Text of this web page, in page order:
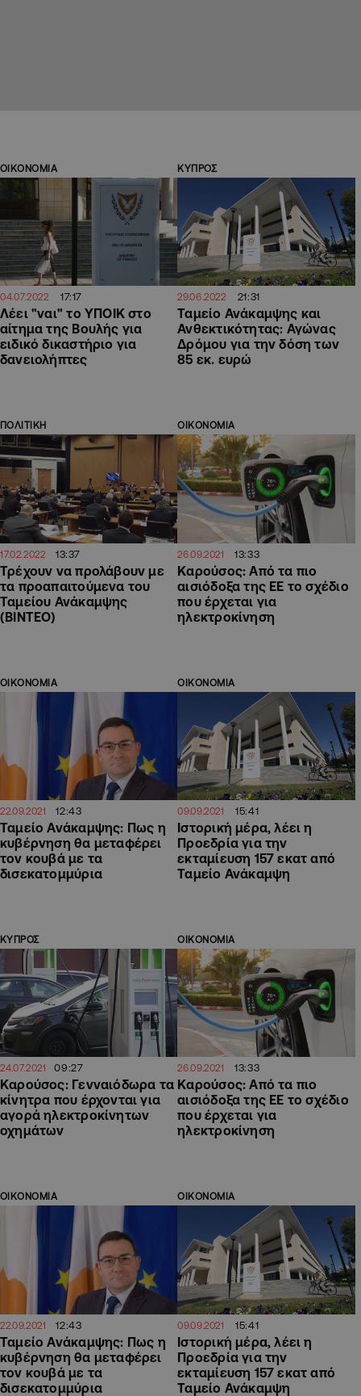
ΟΙΚΟΝΟΜΙΑ
04.07.2022 17:17
Λέει "ναι" το ΥΠΟΙΚ στο
αίτημα της Βουλής για
ειδικό δικαστήριο για
δανειολήπτες
ΚΥΠΡΟΣ
29.06.2022 21:31
Ταμείο Ανάκαμψης και
Ανθεκτικότητας: Αγώνας
Δρόμου για την δόση των
85 εκ. ευρώ
ΠΟΛΙΤΙΚΗ
17.02.2022 13:37
Τρέχουν να προλάβουν με
τα προαπαιτούμενα του
Ταμείου Ανάκαμψης
(ΒΙΝΤΕΟ)
ΟΙΚΟΝΟΜΙΑ
26.09.2021 13:33
Καρούσος: Από τα πιο
αισιόδοξα της ΕΕ το σχέδιο
που έρχεται για
ηλεκτροκίνηση
ΟΙΚΟΝΟΜΙΑ
22.09.2021 12:43
Ταμείο Ανάκαμψης: Πως η
κυβέρνηση θα μεταφέρει
τον κουβά με τα
δισεκατομμύρια
ΟΙΚΟΝΟΜΙΑ
09.09.2021 15:41
Ιστορική μέρα, λέει η
Προεδρία για την
εκταμίευση 157 εκατ από
Ταμείο Ανάκαμψη
ΚΥΠΡΟΣ
24.07.2021 09:27
Καρούσος: Γενναιόδωρα τα
κίνητρα που έρχονται για
αγορά ηλεκτροκίνητων
οχημάτων
ΟΙΚΟΝΟΜΙΑ
26.09.2021 13:33
Καρούσος: Από τα πιο
αισιόδοξα της ΕΕ το σχέδιο
που έρχεται για
ηλεκτροκίνηση
ΟΙΚΟΝΟΜΙΑ
22.09.2021 12:43
Ταμείο Ανάκαμψης: Πως η
κυβέρνηση θα μεταφέρει
τον κουβά με τα
δισεκατομμύρια
ΟΙΚΟΝΟΜΙΑ
09.09.2021 15:41
Ιστορική μέρα, λέει η
Προεδρία για την
εκταμίευση 157 εκατ από
Ταμείο Ανάκαμψη